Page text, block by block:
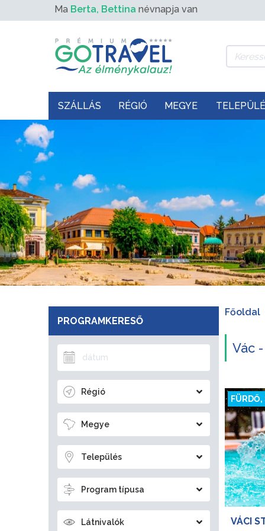
Ma Berta, Bettina névnapja van
SZÁLLÁS RÉGIÓ MEGYE
PROGRAMKERESŐ
Régió
Megye
Település
Program típusa
Látnivalók
Főoldal
Vác
VÁCI